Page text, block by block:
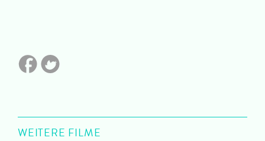
WEITERE FILME